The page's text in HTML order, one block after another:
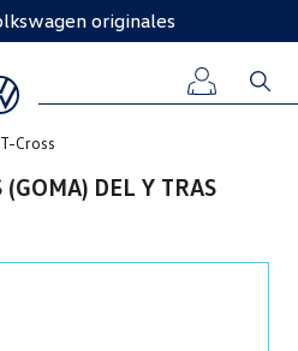
originales
T-Cross
DEL Y TRAS